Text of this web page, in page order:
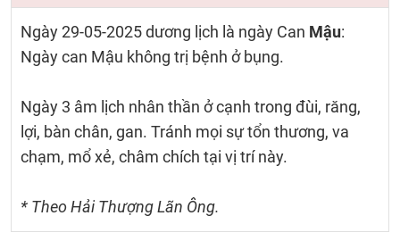
Ngày 29-05-2025 dương lịch là ngày Can Mậu:
Ngày can Mậu không trị bệnh ở bụng.
Ngày 3 âm lịch nhân thần ở cạnh trong đùi, răng,
lợi, bàn chân, gan. Tránh mọi sự tổn thương, va
chạm, mổ xẻ, châm chích tại vị trí này.
* Theo Hải Thượng Lãn Ông.